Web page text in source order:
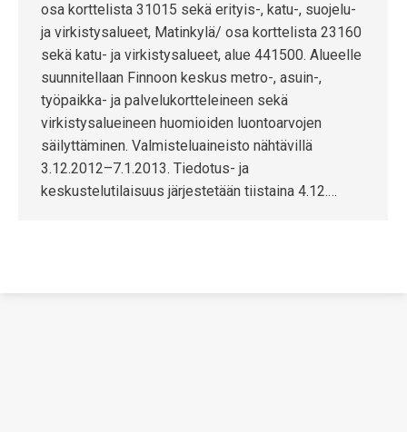
osa korttelista 31015 sekä erityis-, katu-, suojelu-
ja virkistysalueet, Matinkylä/ osa korttelista 23160
sekä katu- ja virkistysalueet, alue 441500. Alueelle
suunnitellaan Finnoon keskus metro-, asuin-,
työpaikka- ja palvelukortteleineen sekä
virkistysalueineen huomioiden luontoarvojen
säilyttäminen. Valmisteluaineisto nähtävillä
3.12.2012­­–7.1.2013. Tiedotus- ja
keskustelutilaisuus järjestetään tiistaina 4.12.…